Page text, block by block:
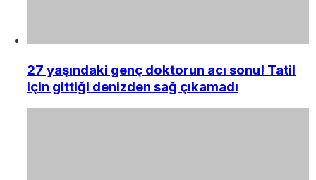
27 yaşındaki genç doktorun acı sonu! Tatil
için gittiği denizden sağ çıkamadı